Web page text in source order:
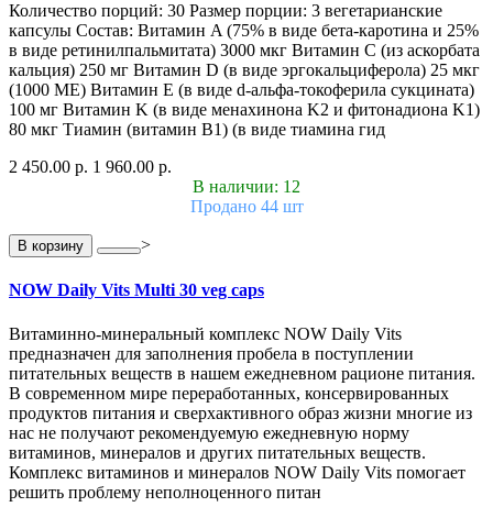
Количество порций: 30 Размер порции: 3 вегетарианские
капсулы Состав: Витамин A (75% в виде бета-каротина и 25%
в виде ретинилпальмитата) 3000 мкг Витамин С (из аскорбата
кальция) 250 мг Витамин D (в виде эргокальциферола) 25 мкг
(1000 МЕ) Витамин E (в виде d-альфа-токоферила сукцината)
100 мг Витамин K (в виде менахинона K2 и фитонадиона K1)
80 мкг Тиамин (витамин B1) (в виде тиамина гид
2 450.00 р. 1 960.00 р.
В наличии: 12
Продано 44 шт
В корзину >
NOW Daily Vits Multi 30 veg caps
Витаминно-минеральный комплекс NOW Daily Vits
предназначен для заполнения пробела в поступлении
питательных веществ в нашем ежедневном рационе питания.
В современном мире переработанных, консервированных
продуктов питания и сверхактивного образ жизни многие из
нас не получают рекомендуемую ежедневную норму
витаминов, минералов и других питательных веществ.
Комплекс витаминов и минералов NOW Daily Vits помогает
решить проблему неполноценного питан